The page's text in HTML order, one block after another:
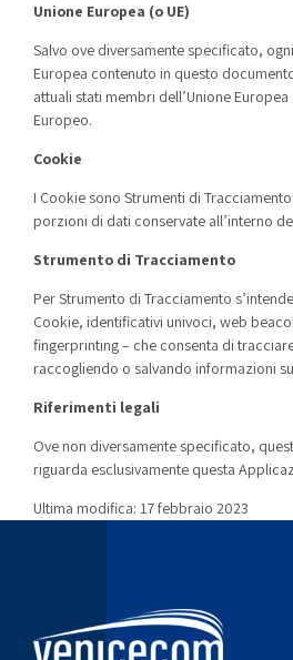
Unione Europea (o UE)
Salvo ove diversamente specificato,
Europea contenuto in questo
attuali stati membri dell’Unione
Europeo.
Cookie
I Cookie sono Strumenti di
porzioni di dati conservate all’interno
Strumento di Tracciamento
Per Strumento di Tracciamento
Cookie, identificativi univoci, web
fingerprinting – che consenta di
raccogliendo o salvando informazioni
Riferimenti legali
Ove non diversamente specificato,
riguarda esclusivamente questa
Ultima modifica: 17 febbraio 2023